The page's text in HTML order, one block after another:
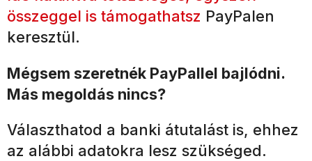
összeggel is támogathatsz PayPalen
keresztül.
Mégsem szeretnék PayPallel bajlódni.
Más megoldás nincs?
Választhatod a banki átutalást is, ehhez
az alábbi adatokra lesz szükséged.